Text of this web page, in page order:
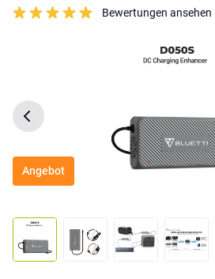
Bewertungen ansehen
Angebot